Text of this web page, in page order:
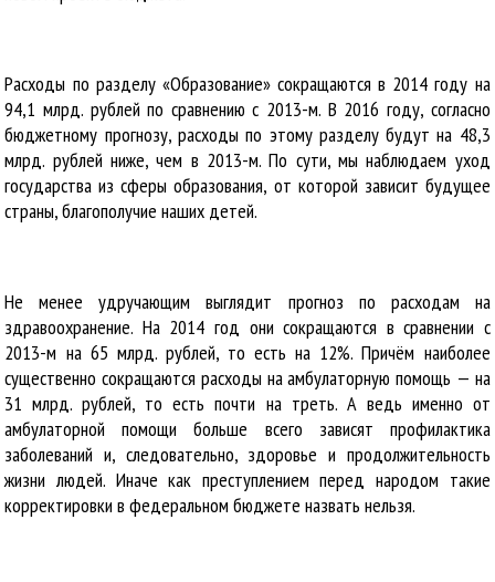
Расходы по разделу «Образование» сокращаются в 2014 году на
94,1 млрд. рублей по сравнению с 2013-м. В 2016 году, согласно
бюджетному прогнозу, расходы по этому разделу будут на 48,3
млрд. рублей ниже, чем в 2013-м. По сути, мы наблюдаем уход
государства из сферы образования, от которой зависит будущее
страны, благополучие наших детей.
Не менее удручающим выглядит прогноз по расходам на
здравоохранение. На 2014 год они сокращаются в сравнении с
2013-м на 65 млрд. рублей, то есть на 12%. Причём наиболее
существенно сокращаются расходы на амбулаторную помощь — на
31 млрд. рублей, то есть почти на треть. А ведь именно от
амбулаторной помощи больше всего зависят профилактика
заболеваний и, следовательно, здоровье и продолжительность
жизни людей. Иначе как преступлением перед народом такие
корректировки в федеральном бюджете назвать нельзя.